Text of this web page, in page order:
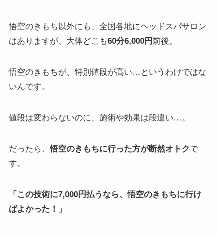
悟空のきもち以外にも、全国各地にヘッドスパサロン
はありますが、大体どこも60分6,000円前後。
悟空のきもちが、特別値段が高い…というわけではな
いんです。
値段は変わらないのに、施術や効果は段違い…。
だったら、悟空のきもちに行った方が断然オトクで
す。
「この技術に7,000円払うなら、悟空のきもちに行け
ばよかった！」